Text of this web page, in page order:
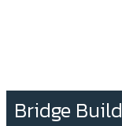
Bridge